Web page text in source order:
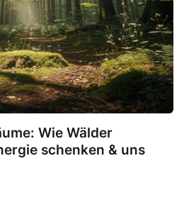
Wie Wälder
schenken & uns